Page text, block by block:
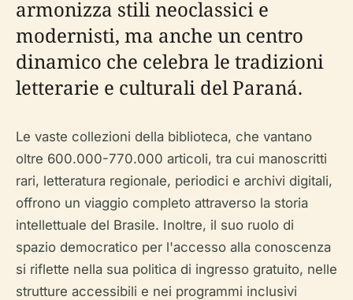
armonizza stili neoclassici e
modernisti, ma anche un centro
dinamico che celebra le tradizioni
letterarie e culturali del Paraná.
Le vaste collezioni della biblioteca, che vantano
oltre 600.000-770.000 articoli, tra cui manoscritti
rari, letteratura regionale, periodici e archivi digitali,
offrono un viaggio completo attraverso la storia
intellettuale del Brasile. Inoltre, il suo ruolo di
spazio democratico per l'accesso alla conoscenza
si riflette nella sua politica di ingresso gratuito, nelle
strutture accessibili e nei programmi inclusivi